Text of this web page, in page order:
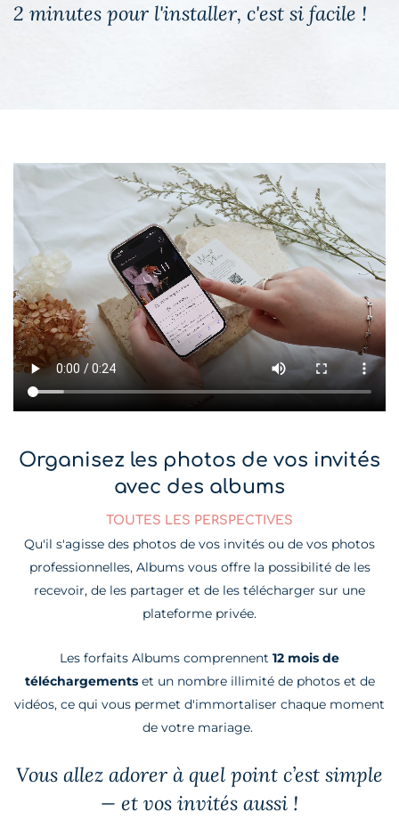
2 minutes pour l'installer, c'est si facile !
Organisez les photos de vos invités
avec des albums
TOUTES LES PERSPECTIVES
Qu'il s'agisse des photos de vos invités ou de vos photos
professionnelles, Albums vous offre la possibilité de les
recevoir, de les partager et de les télécharger sur une
plateforme privée.
Les forfaits Albums comprennent 12 mois de
téléchargements et un nombre illimité de photos et de
vidéos, ce qui vous permet d'immortaliser chaque moment
de votre mariage.
Vous allez adorer à quel point c’est simple
— et vos invités aussi !